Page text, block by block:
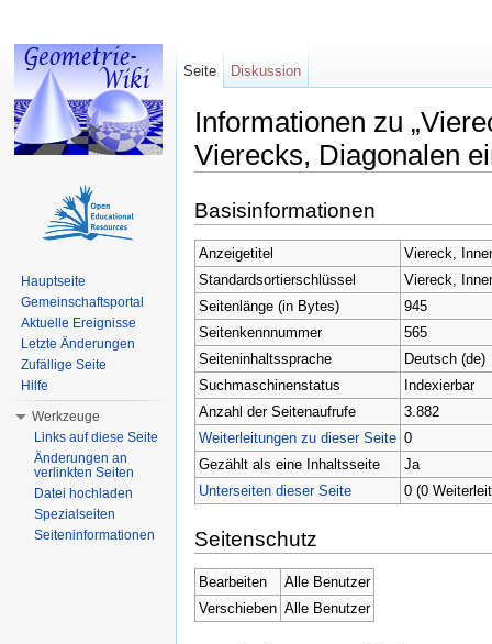
Informationen zu
Vierecks, Diagonalen
Basisinformationen
Anzeigetitel
Viereck,
Standardsortierschlüssel
Viereck,
Seitenlänge (in Bytes)
945
Seitenkennnummer
565
Seiteninhaltssprache
Deutsch (de)
Suchmaschinenstatus
Indexierbar
Anzahl der Seitenaufrufe
3.882
Weiterleitungen zu dieser Seite 0
Gezählt als eine Inhaltsseite
Ja
Unterseiten dieser Seite
0 (0
Seitenschutz
Bearbeiten
Alle Benutzer
Verschieben Alle Benutzer
Seite Diskussion
Hauptseite
Gemeinschaftsportal
Aktuelle Ereignisse
Letzte Änderungen
Zufällige Seite
Hilfe
Werkzeuge
Links auf diese Seite
Änderungen an
verlinkten Seiten
Datei hochladen
Spezialseiten
Seiteninformationen